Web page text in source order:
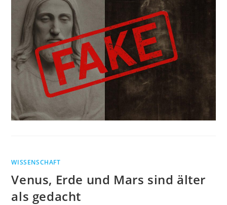
WISSENSCHAFT
Venus, Erde und Mars sind älter
als gedacht